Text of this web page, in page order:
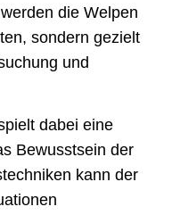
die Welpen
sondern gezielt
und
dabei eine
Bewusstsein der
kann der